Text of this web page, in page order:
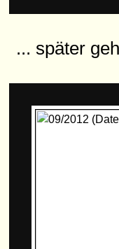
... später